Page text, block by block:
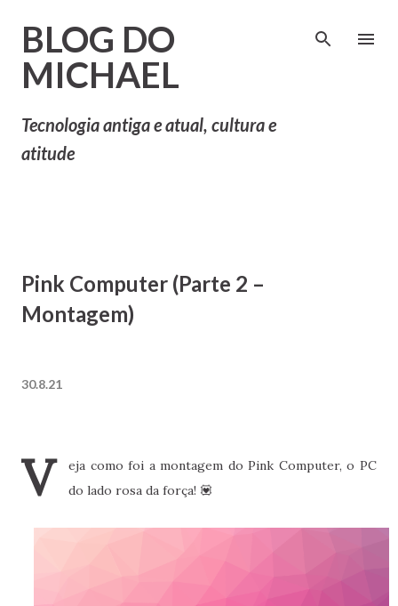
BLOG DO
MICHAEL
Tecnologia antiga e atual, cultura e
atitude
Pink Computer (Parte 2 –
Montagem)
30.8.21
V
eja como foi a montagem do Pink Computer, o PC
do lado rosa da força! 💟